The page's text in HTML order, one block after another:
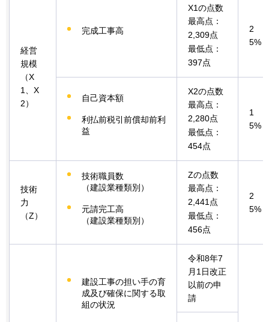
経営
規模
（X
1、X
2）
完成工事高
X1の点数
最高点：
2,309点
最低点：
397点
2
5%
自己資本額
利払前税引前償却前利
益
X2の点数
最高点：
2,280点
最低点：
454点
1
5%
技術
力
（Z）
技術職員数
（建設業種類別）
元請完工高
（建設業種類別）
Zの点数
最高点：
2,441点
最低点：
456点
2
5%
建設工事の担い手の育
成及び確保に関する取
組の状況
令和8年7
月1日改正
以前の申
請